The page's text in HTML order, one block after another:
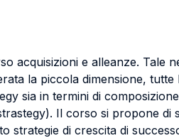
acquisizioni e alleanze. Tale
la piccola dimensione, tutte
sia in termini di
Il corso si propone di
strategie di crescita di